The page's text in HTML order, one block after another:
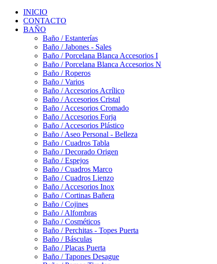
INICIO
CONTACTO
BAÑO
Baño / Estanterías
Baño / Jabones - Sales
Baño / Porcelana Blanca Accesorios I
Baño / Porcelana Blanca Accesorios N
Baño / Roperos
Baño / Varios
Baño / Accesorios Acrílico
Baño / Accesorios Cristal
Baño / Accesorios Cromado
Baño / Accesorios Forja
Baño / Accesorios Plástico
Baño / Aseo Personal - Belleza
Baño / Cuadros Tabla
Baño / Decorado Origen
Baño / Espejos
Baño / Cuadros Marco
Baño / Cuadros Lienzo
Baño / Accesorios Inox
Baño / Cortinas Bañera
Baño / Cojines
Baño / Alfombras
Baño / Cosméticos
Baño / Perchitas - Topes Puerta
Baño / Básculas
Baño / Placas Puerta
Baño / Tapones Desague